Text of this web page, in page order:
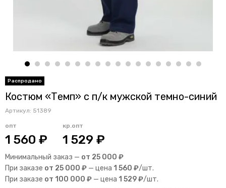
Костюм «Темп» с п/к мужской темно-синий
Артикул: 51389
опт
1 560 ₽
кр.опт
1 529 ₽
Минимальный заказ — от 25 000 ₽
При заказе от 25 000 ₽ — цена 1 560 ₽/шт.
При заказе от 100 000 ₽ — цена 1 529 ₽/шт.